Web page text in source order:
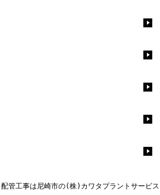
工事は尼崎市の(株)カワタプラントサービス